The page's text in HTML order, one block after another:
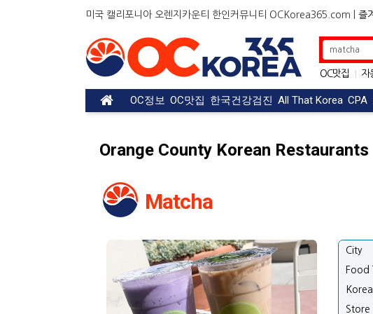
미국 캘리포니아 오렌지카운티 한인커뮤니티 OCKorea365.com | 즐
OC맛집 자
OC정보 OC맛집 한국건강검진 All That Korea CPA
Orange County Korean Restaurants
Matcha
City
Food
Store